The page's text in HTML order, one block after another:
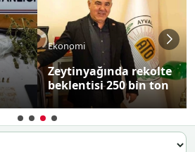
Ekonomi
Zeytinyağında rekolte
beklentisi 250 bin ton